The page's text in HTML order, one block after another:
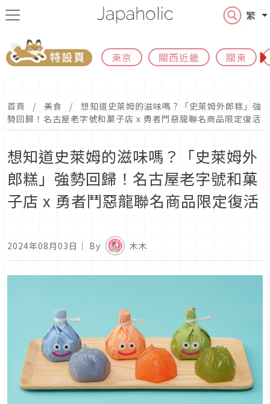
繁
東京 關西近畿 關東
首頁 美食
想知道史萊姆的滋味嗎？「史萊姆外郎糕」強
勢回歸！名古屋老字號和菓子店 x 勇者鬥惡龍聯名商品限定復活
想知道史萊姆的滋味嗎？「史萊姆外
郎糕」強勢回歸！名古屋老字號和菓
子店 x 勇者鬥惡龍聯名商品限定復活
2024年08月03日 ｜ By 木木